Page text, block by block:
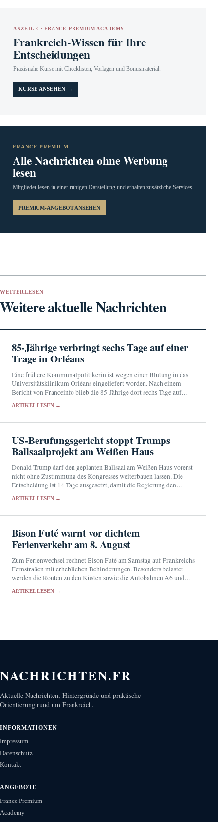
ANZEIGE · FRANCE PREMIUM ACADEMY
Frankreich-Wissen für Ihre
Entscheidungen
Praxisnahe Kurse mit Checklisten, Vorlagen und Bonusmaterial.
KURSE ANSEHEN →
FRANCE PREMIUM
Alle Nachrichten ohne Werbung
lesen
Mitglieder lesen in einer ruhigen Darstellung und erhalten zusätzliche Services.
PREMIUM-ANGEBOT ANSEHEN
WEITERLESEN
Weitere aktuelle Nachrichten
85-Jährige verbringt sechs Tage auf einer
Trage in Orléans
Eine frühere Kommunalpolitikerin ist wegen einer Blutung in das
Universitätsklinikum Orléans eingeliefert worden. Nach einem
Bericht von Franceinfo blieb die 85-Jährige dort sechs Tage auf
ARTIKEL LESEN →
US-Berufungsgericht stoppt Trumps
Ballsaalprojekt am Weißen Haus
Donald Trump darf den geplanten Ballsaal am Weißen Haus vorerst
nicht ohne Zustimmung des Kongresses weiterbauen lassen. Die
Entscheidung ist 14 Tage ausgesetzt, damit die Regierung den
ARTIKEL LESEN →
Bison Futé warnt vor dichtem
Ferienverkehr am 8. August
Zum Ferienwechsel rechnet Bison Futé am Samstag auf Frankreichs
Fernstraßen mit erheblichen Behinderungen. Besonders belastet
werden die Routen zu den Küsten sowie die Autobahnen A6 und
ARTIKEL LESEN →
NACHRICHTEN.FR
Aktuelle Nachrichten, Hintergründe und praktische
Orientierung rund um Frankreich.
INFORMATIONEN
Impressum
Datenschutz
Kontakt
ANGEBOTE
France Premium
Academy